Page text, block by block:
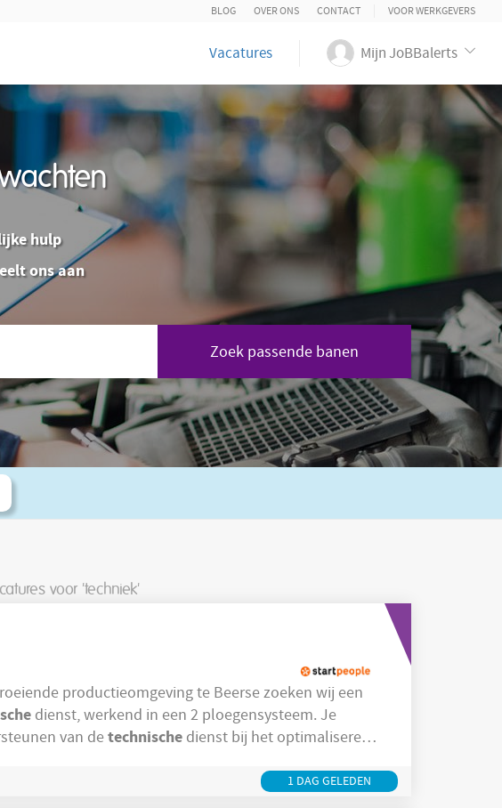
BLOG OVER ONS CONTACT VOOR WERKGEVERS
Vacatures Mijn JoBBalerts
hulp
ons aan
Zoek passende banen
voor 'techniek'
dienst, werkend in een 2 ploegensysteem. Je
van detechnischedienst bij het optimaliseren
Programmeren, analyseren en bijsturen van PLC-sturingen Actief meedenken
1 DAG GELEDEN